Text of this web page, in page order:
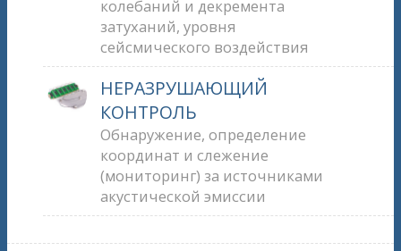
колебаний и декремента
затуханий, уровня
сейсмического воздействия
НЕРАЗРУШАЮЩИЙ
КОНТРОЛЬ
Обнаружение, определение
координат и слежение
(мониторинг) за источниками
акустической эмиссии